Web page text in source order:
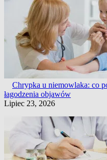
Chrypka u niemowlaka: co
łagodzenia objawów
Lipiec 23, 2026